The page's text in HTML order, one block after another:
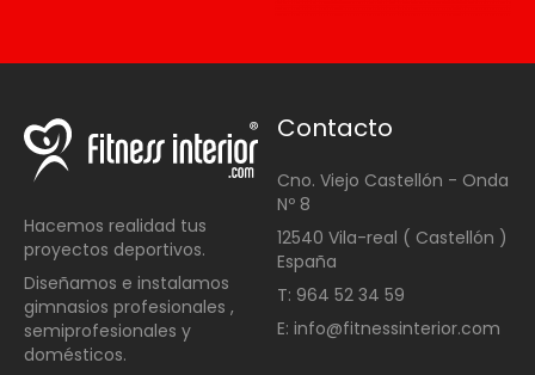
Hacemos realidad tus
proyectos deportivos.
Diseñamos e instalamos
gimnasios profesionales ,
semiprofesionales y
domésticos.
Contacto
Cno. Viejo Castellón - Onda
Nº 8
12540 Vila-real ( Castellón )
España
T: 964 52 34 59
E: info@fitnessinterior.com